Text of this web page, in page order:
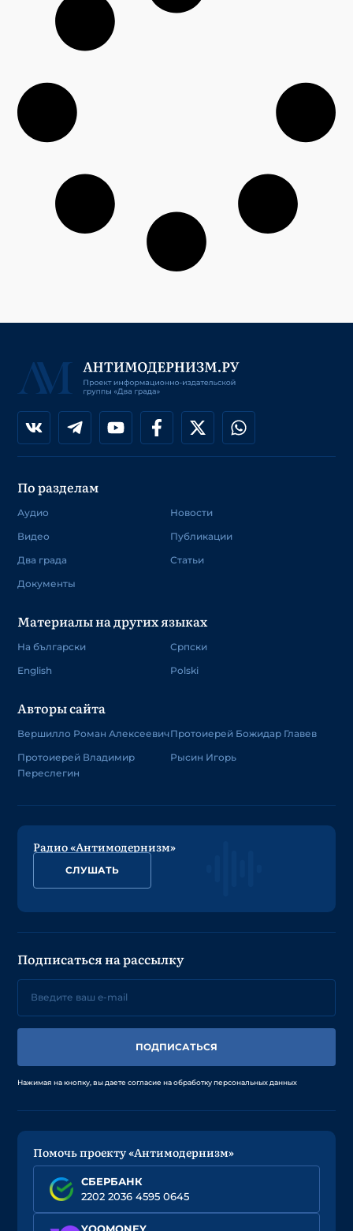
По разделам
Аудио
Видео
Два града
Документы
Новости
Публикации
Статьи
Материалы на других языках
На български
English
Српски
Polski
Авторы сайта
Вершилло Роман Алексеевич
Протоиерей Владимир
Переслегин
Протоиерей Божидар Главев
Рысин Игорь
Радио «Антимодернизм»
СЛУШАТЬ
Подписаться на рассылку
ПОДПИСАТЬСЯ
Нажимая на кнопку, вы даете согласие на обработку персональных данных
Помочь проекту «Антимодернизм»
СБЕРБАНК
2202 2036 4595 0645
YOOMONEY